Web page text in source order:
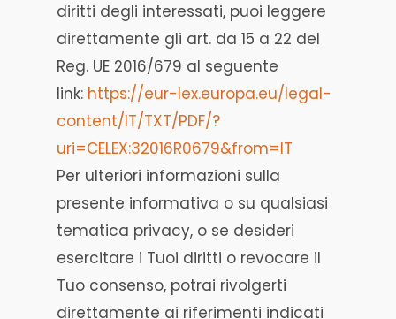
diritti degli interessati, puoi leggere
direttamente gli art. da 15 a 22 del
Reg. UE 2016/679 al seguente
link: https://eur-lex.europa.eu/legal-
content/IT/TXT/PDF/?
uri=CELEX:32016R0679&from=IT
Per ulteriori informazioni sulla
presente informativa o su qualsiasi
tematica privacy, o se desideri
esercitare i Tuoi diritti o revocare il
Tuo consenso, potrai rivolgerti
direttamente ai riferimenti indicati